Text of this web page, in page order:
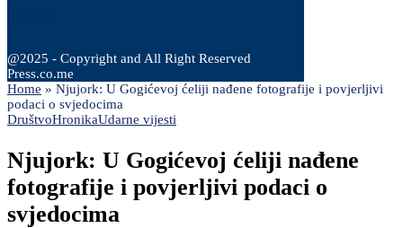
@2025 - Copyright and All Right Reserved
Press.co.me
Home » Njujork: U Gogićevoj ćeliji nađene fotografije i povjerljivi
podaci o svjedocima
DruštvoHronikaUdarne vijesti
Njujork: U Gogićevoj ćeliji nađene
fotografije i povjerljivi podaci o
svjedocima